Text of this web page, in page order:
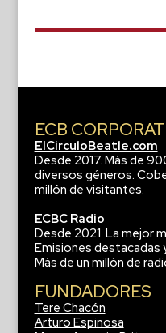
ECB
ElCirculoBeatle.com
Desde 2017. Más de
diversos géneros.
millón de visitantes.
ECBC Radio
Desde 2021. La mejor
Emisiones destacadas
Más de un millón de
FUNDADORES
Tere Chacón
Arturo Espinosa